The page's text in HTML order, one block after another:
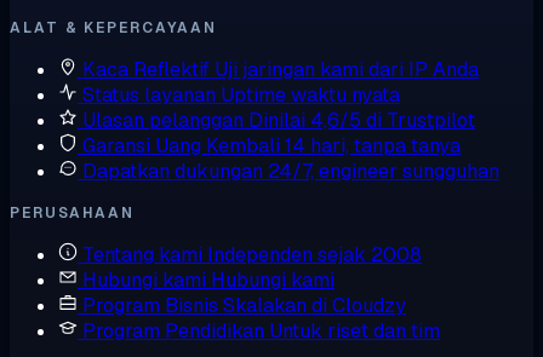
ALAT & KEPERCAYAAN
Kaca Reflektif Uji jaringan kami dari IP Anda
Status layanan Uptime waktu nyata
Ulasan pelanggan Dinilai 4,6/5 di Trustpilot
Garansi Uang Kembali 14 hari, tanpa tanya
Dapatkan dukungan 24/7, engineer sungguhan
PERUSAHAAN
Tentang kami Independen sejak 2008
Hubungi kami Hubungi kami
Program Bisnis Skalakan di Cloudzy
Program Pendidikan Untuk riset dan tim